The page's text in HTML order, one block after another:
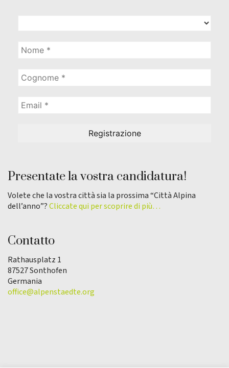
Presentate la vostra candidatura!
Volete che la vostra città sia la prossima “Città Alpina
dell’anno”?Cliccate qui per scoprire di più…
Contatto
Rathausplatz 1
87527 Sonthofen
Germania
office@alpenstaedte.org